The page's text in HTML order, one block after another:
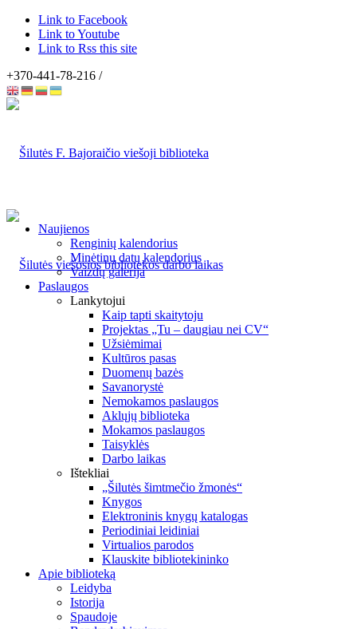
Link to Facebook
Link to Youtube
Link to Rss this site
+370-441-78-216 /
Naujienos
Renginių kalendorius
Minėtinų datų kalendorius
Vaizdų galerija
Paslaugos
Lankytojui
Kaip tapti skaitytoju
Projektas „Tu – daugiau nei CV“
Užsiėmimai
Kultūros pasas
Duomenų bazės
Savanorystė
Nemokamos paslaugos
Aklųjų biblioteka
Mokamos paslaugos
Taisyklės
Darbo laikas
Ištekliai
„Šilutės šimtmečio žmonės“
Knygos
Elektroninis knygų katalogas
Periodiniai leidiniai
Virtualios parodos
Klauskite bibliotekininko
Apie biblioteką
Leidyba
Istorija
Spaudoje